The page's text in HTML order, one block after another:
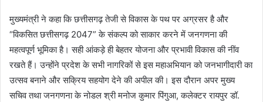
मुख्यमंत्री ने कहा कि छत्तीसगढ़ तेजी से विकास के पथ पर अग्रसर है और
“विकसित छत्तीसगढ़ 2047” के संकल्प को साकार करने में जनगणना की
महत्वपूर्ण भूमिका है। सही आंकड़े ही बेहतर योजना और प्रभावी विकास की नींव
रखते हैं। उन्होंने प्रदेश के सभी नागरिकों से इस महाअभियान को जनभागीदारी का
उत्सव बनाने और सक्रिय सहयोग देने की अपील की। इस दौरान अपर मुख्य
सचिव तथा जनगणना के नोडल श्री मनोज कुमार पिंगुआ, कलेक्टर रायपुर डॉ.